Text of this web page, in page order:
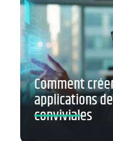
Comment
applications
conviviales